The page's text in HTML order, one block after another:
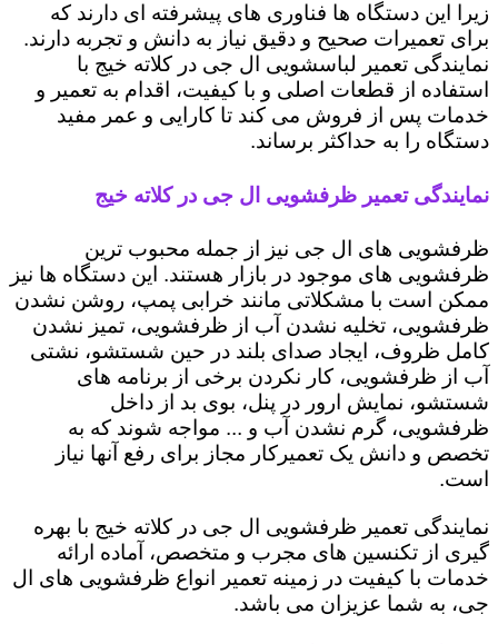
زیرا این دستگاه ها فناوری های پیشرفته ای دارند که
برای تعمیرات صحیح و دقیق نیاز به دانش و تجربه دارند.
نمایندگی تعمیر لباسشویی ال جی در کلاته خیج با
استفاده از قطعات اصلی و با کیفیت، اقدام به تعمیر و
خدمات پس از فروش می کند تا کارایی و عمر مفید
دستگاه را به حداکثر برساند.
نمایندگی تعمیر ظرفشویی ال جی در کلاته خیج
ظرفشویی های ال جی نیز از جمله محبوب ترین
ظرفشویی های موجود در بازار هستند. این دستگاه ها نیز
ممکن است با مشکلاتی مانند خرابی پمپ، روشن نشدن
ظرفشویی، تخلیه نشدن آب از ظرفشویی، تمیز نشدن
کامل ظروف، ایجاد صدای بلند در حین شستشو، نشتی
آب از ظرفشویی، کار نکردن برخی از برنامه های
شستشو، نمایش ارور در پنل، بوی بد از داخل
ظرفشویی، گرم نشدن آب و ... مواجه شوند که به
تخصص و دانش یک تعمیرکار مجاز برای رفع آنها نیاز
است.
نمایندگی تعمیر ظرفشویی ال جی در کلاته خیج با بهره
گیری از تکنسین های مجرب و متخصص، آماده ارائه
خدمات با کیفیت در زمینه تعمیر انواع ظرفشویی های ال
جی، به شما عزیزان می باشد.